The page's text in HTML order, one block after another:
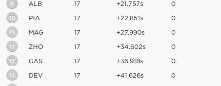
9 ALB 17 +21.757s 0
10 PIA 17 +22.851s 0
11 MAG 17 +27.990s 0
12 ZHO 17 +34.602s 0
13 GAS 17 +36.918s 0
14 DEV 17 +41.626s 0